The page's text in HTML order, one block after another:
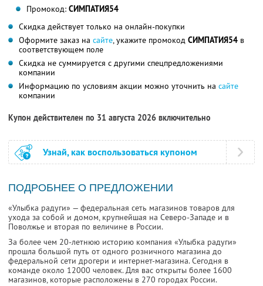
Промокод: СИМПАТИЯ54
Скидка действует только на онлайн-покупки
Оформите заказ на сайте, укажите промокод СИМПАТИЯ54 в
соответствующем поле
Скидка не суммируется с другими спецпредложениями
компании
Информацию по условиям акции можно уточнить на сайте
компании
Купон действителен по 31 августа 2026 включительно
Узнай, как воспользоваться купоном
ПОДРОБНЕЕ О ПРЕДЛОЖЕНИИ
«Улыбка радуги» — федеральная сеть магазинов товаров для
ухода за собой и домом, крупнейшая на Северо-Западе и в
Поволжье и вторая по величине в России.
За более чем 20-летнюю историю компания «Улыбка радуги»
прошла большой путь от одного розничного магазина до
федеральной сети дрогери и интернет-магазина. Сегодня в
команде около 12000 человек. Для вас открыты более 1600
магазинов, которые расположены в 270 городах России.